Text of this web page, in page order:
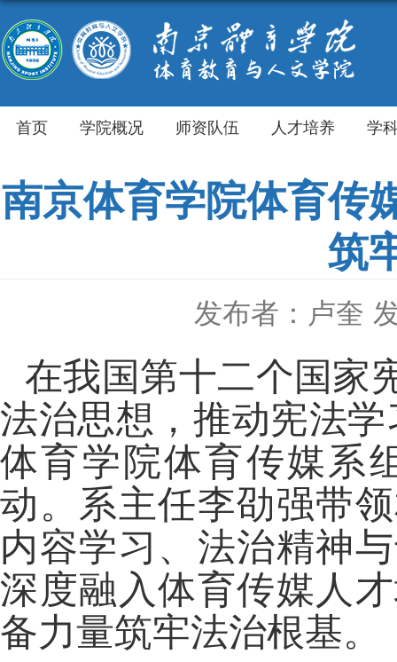
首页 学院概况 师资队伍 人才培养 学
南京体育学院体育
筑
发布者：卢奎
在我国第十二个国家
法治思想，推动宪法
体育学院体育传媒系
动。系主任李劭强带
内容学习、法治精神
深度融入体育传媒人
备力量筑牢法治根基。